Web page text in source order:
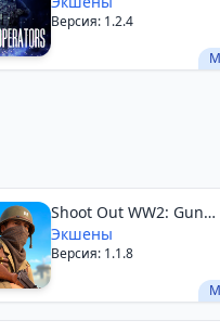
Версия: 1.2.4
Shoot Out WW2: Gun
Shooting
Экшены
Версия: 1.1.8